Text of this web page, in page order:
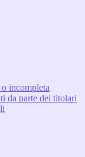
incompleta
da parte dei titolari